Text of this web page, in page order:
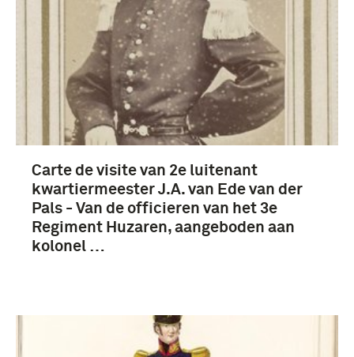
Carte de visite van 2e luitenant
kwartiermeester J.A. van Ede van der
Pals - Van de officieren van het 3e
Regiment Huzaren, aangeboden aan
kolonel …